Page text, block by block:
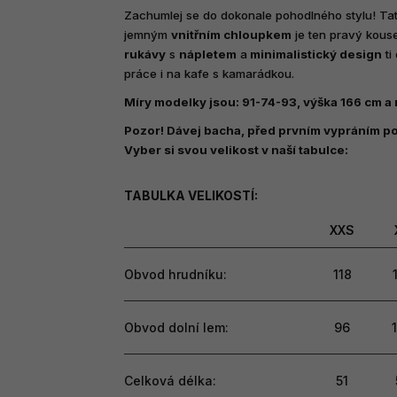
je
5,0
z
5
hvězdiček.
Zachumlej se do dokonale pohodlného stylu!
jemnýmvnitřním chloupkem je ten pravý
rukávy s nápletem a minimalistický design ti
práce i na kafe s kamarádkou.
Míry modelky jsou: 91-74-93, výška 166 cm a
Pozor! Dávej bacha, před prvním vypráním
Vyber si svou velikost v naší tabulce:
TABULKA VELIKOSTÍ:
XXS
Obvod hrudníku: 118
Obvod dolní lem: 96
Celková délka: 51